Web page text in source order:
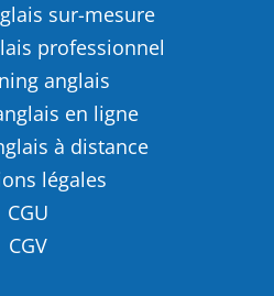
sur-mesure
professionnel
anglais
en ligne
à distance
légales
CGU
CGV